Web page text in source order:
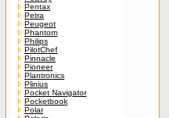
Pentax
Petra
Peugeot
Phantom
Philips
PilotChef
Pinnacle
Pioneer
Plantronics
Plinius
Pocket Navigator
Pocketbook
Polar